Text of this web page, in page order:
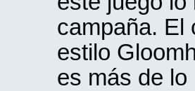
campaña. El
estilo
es más de lo